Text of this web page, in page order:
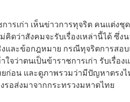
ารเก่า เห็นข่าวการทุจริต คนแต่ง
คิดว่าสังคมจะรับเรื่องเหล่านี้ได้
งและข้อกฎหมาย กรณีทุจริตการส
ใจว่าตนเป็นข้าราชการเก่า รับเรื่
ก่อน และดูภาพรวมว่ามีปัญหาตรง
รอส่งมาจากกระทรวงมหาดไทย